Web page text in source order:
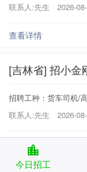
联系人:先生
2026-
查看详情
[吉林省] 招小金
招聘工种：货车司机/
联系人:先生
2026-
查看详情
今日招工